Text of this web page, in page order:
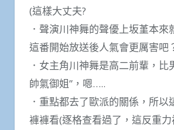
(這樣大丈夫?
．聲演川神舞的聲優上坂堇本來
這番開始放送後人氣會更厲害吧
．女主角川神舞是高二前輩，比
帥氣御姐”，嗯…..
．重點都去了歐派的關係，所以
褲褲看(逐格查看過了，這反重